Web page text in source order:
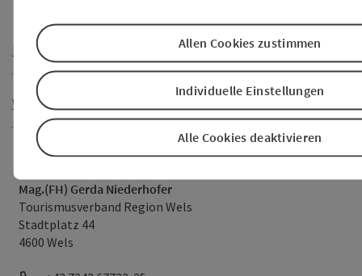
(34 KB)
(352 KB)
Pressekontakt
Mag.(FH) Gerda Niederhofer
Tourismusverband Region Wels
Stadtplatz 44
4600 Wels
Alle Cookies deaktivieren
Individuelle Einstellungen
Allen Cookies zustimmen